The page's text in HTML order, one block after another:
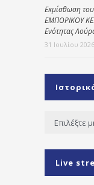
Εκμίσθωση
ΕΜΠΟΡΙΚΟΥ
Ενότητας
31 Ιουλίου 2026
Ιστορικό
Live